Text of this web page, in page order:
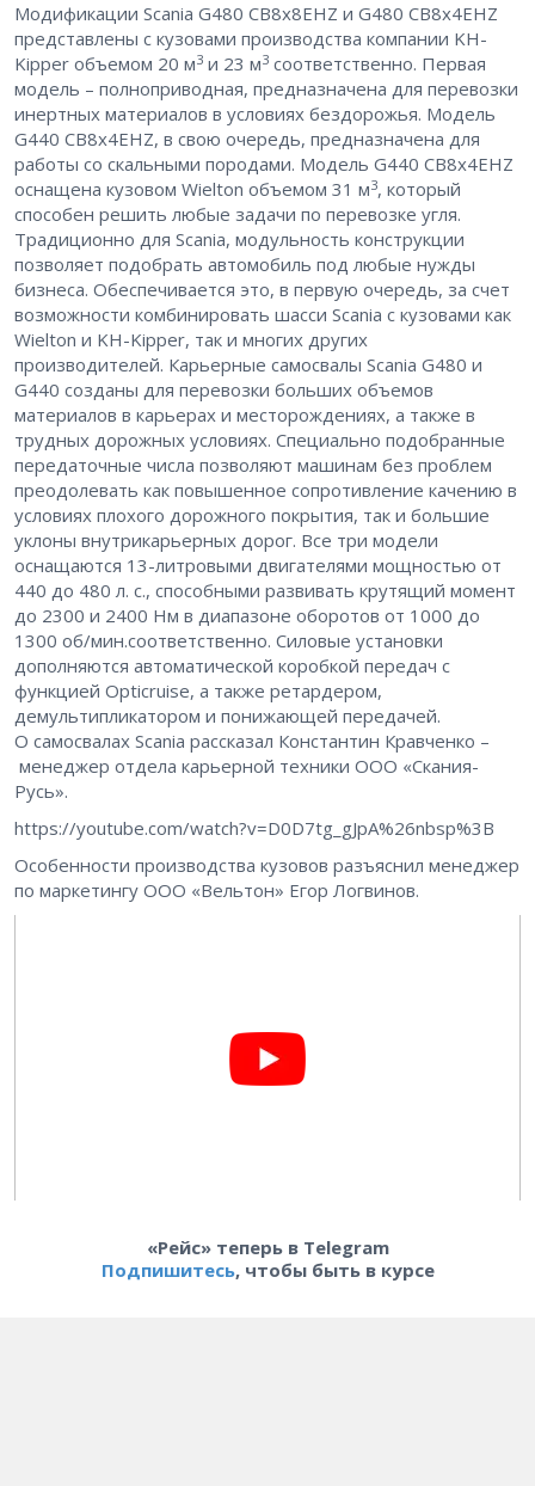
Модификации Scania G480 CB8x8EHZ и G480 CB8x4EHZ
представлены с кузовами производства компании KH-
Kipper объемом 20 м3 и 23 м3 соответственно. Первая
модель – полноприводная, предназначена для перевозки
инертных материалов в условиях бездорожья. Модель
G440 CB8x4EHZ, в свою очередь, предназначена для
работы со скальными породами. Модель G440 CB8x4EHZ
оснащена кузовом Wielton объемом 31 м3, который
способен решить любые задачи по перевозке угля.
Традиционно для Scania, модульность конструкции
позволяет подобрать автомобиль под любые нужды
бизнеса. Обеспечивается это, в первую очередь, за счет
возможности комбинировать шасси Scania с кузовами как
Wielton и KH-Kipper, так и многих других
производителей. Карьерные самосвалы Scania G480 и
G440 созданы для перевозки больших объемов
материалов в карьерах и месторождениях, а также в
трудных дорожных условиях. Специально подобранные
передаточные числа позволяют машинам без проблем
преодолевать как повышенное сопротивление качению в
условиях плохого дорожного покрытия, так и большие
уклоны внутрикарьерных дорог. Все три модели
оснащаются 13-литровыми двигателями мощностью от
440 до 480 л. с., способными развивать крутящий момент
до 2300 и 2400 Нм в диапазоне оборотов от 1000 до
1300 об/мин.соответственно. Силовые установки
дополняются автоматической коробкой передач с
функцией Opticruise, а также ретардером,
демультипликатором и понижающей передачей.
О самосвалах Scania рассказал Константин Кравченко –
менеджер отдела карьерной техники ООО «Скания-
Русь».
https://youtube.com/watch?v=D0D7tg_gJpA%26nbsp%3B
Особенности производства кузовов разъяснил менеджер
по маркетингу ООО «Вельтон» Егор Логвинов.
«Рейс» теперь в Telegram
Подпишитесь, чтобы быть в курсе